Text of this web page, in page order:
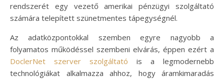
rendszerét egy vezető amerikai pénzügyi szolgáltató
számára telepített szünetmentes tápegységnél.
Az adatközpontokkal szemben egyre nagyobb a
folyamatos működéssel szembeni elvárás, éppen ezért a
DoclerNet szerver szolgáltató is a legmodernebb
technológiákat alkalmazza ahhoz, hogy áramkimaradás